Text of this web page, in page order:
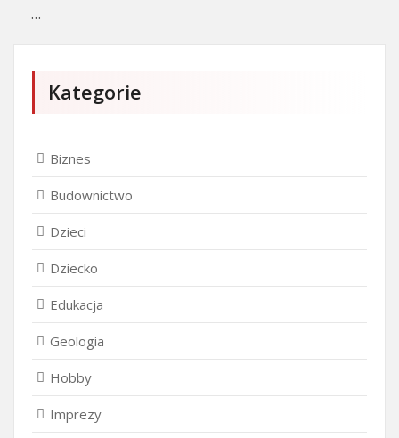
…
Kategorie
Biznes
Budownictwo
Dzieci
Dziecko
Edukacja
Geologia
Hobby
Imprezy